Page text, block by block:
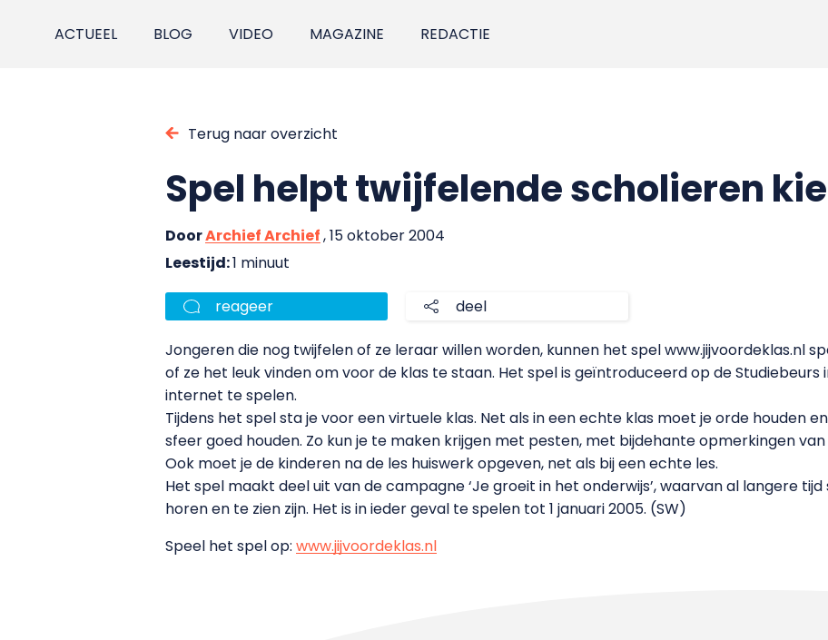
ACTUEEL BLOG VIDEO MAGAZINE REDACTIE
Terug naar overzicht
Spel helpt twijfelende scholieren
DoorArchief Archief, 15 oktober 2004
Leestijd:1 minuut
reageer deel
Jongeren die nog twijfelen of ze leraar willen worden, kunnen het spel www.jijvoordeklas.nl
of ze het leuk vinden om voor de klas te staan. Het spel is geïntroduceerd op de Studiebeurs
internet te spelen.
Tijdens het spel sta je voor een virtuele klas. Net als in een echte klas moet je orde houden
sfeer goed houden. Zo kun je te maken krijgen met pesten, met bijdehante opmerkingen
Ook moet je de kinderen na de les huiswerk opgeven, net als bij een echte les.
Het spel maakt deel uit van de campagne ‘Je groeit in het onderwijs’, waarvan al langere
horen en te zien zijn. Het is in ieder geval te spelen tot 1 januari 2005. (SW)
Speel het spel op: www.jijvoordeklas.nl